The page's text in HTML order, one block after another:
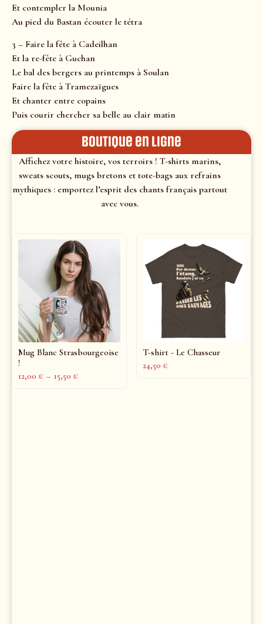
Et contempler la Mounia
Au pied du Bastan écouter le tétra
3 – Faire la fête à Cadeilhan
Et la re-fête à Guchan
Le bal des bergers au printemps à Soulan
Faire la fête à Tramezaïgues
Et chanter entre copains
Puis courir chercher sa belle au clair matin
Boutique en ligne
Affichez votre histoire, vos terroirs ! T-shirts marins,
sweats scouts, mugs bretons et tote-bags aux refrains
mythiques : emportez l’esprit des chants français partout
avec vous.
Mug Blanc Strasbourgeoise
!
12,00 € – 15,50 €
T-shirt - Le Chasseur
24,50 €